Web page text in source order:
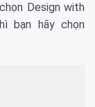
Design with
bạn hãy chọn